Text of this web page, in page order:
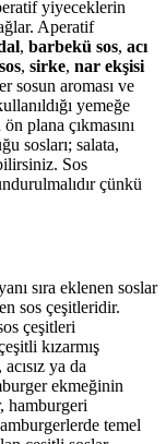
yiyeceklerin
Aperatif
, barbekü sos, acı
, sirke, nar ekşisi
sosun aroması ve
yemeğe
plana çıkmasını
sosları; salata,
Sos
çünkü
sıra eklenen soslar
sos çeşitleridir.
çeşitleri
kızarmış
ya da
ekmeğinin
hamburgeri
temel